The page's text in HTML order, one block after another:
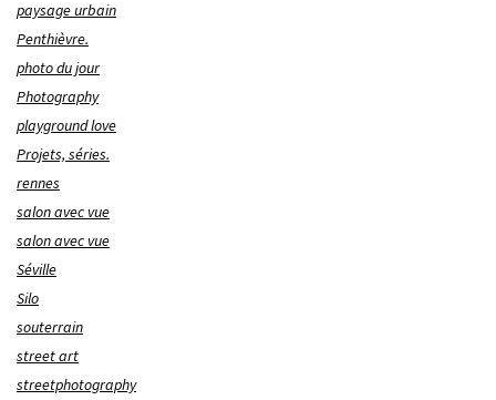
paysage urbain
Penthièvre.
photo du jour
Photography
playground love
Projets, séries.
rennes
salon avec vue
salon avec vue
Séville
Silo
souterrain
street art
streetphotography